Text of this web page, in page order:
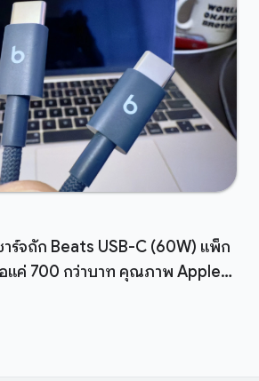
ร์จถัก Beats USB-C (60W) แพ็ก
แค่ 700 กว่าบาท คุณภาพ Apple
ป๋า